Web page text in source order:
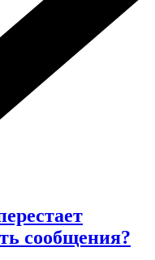
сообщения?